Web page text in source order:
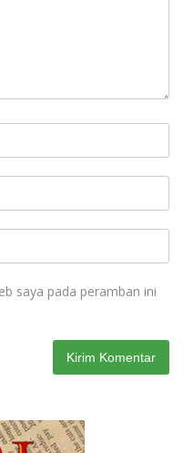
saya pada peramban ini